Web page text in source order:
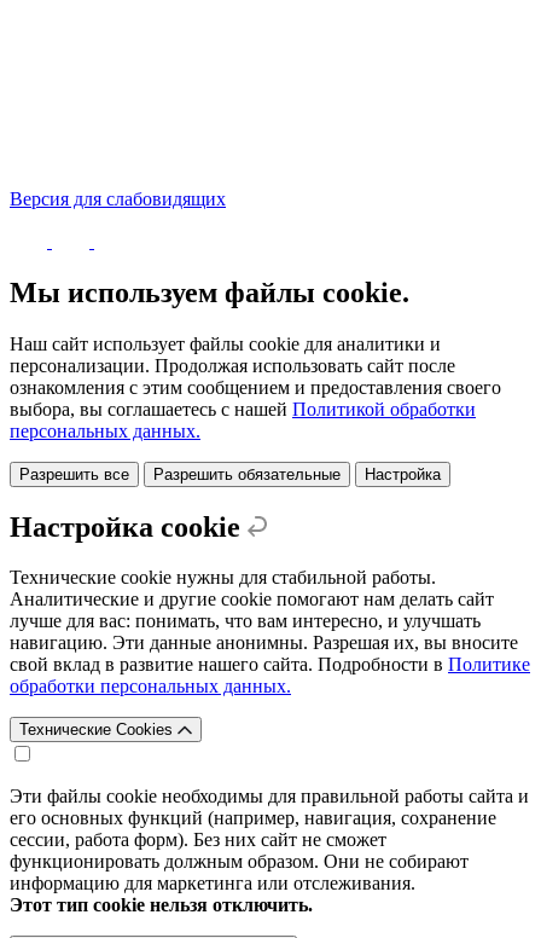
Версия для слабовидящих
Мы используем файлы cookie.
Наш сайт использует файлы cookie для аналитики и
персонализации. Продолжая использовать сайт после
ознакомления с этим сообщением и предоставления своего
выбора, вы соглашаетесь с нашей Политикой обработки
персональных данных.
Разрешить все Разрешить обязательные Настройка
Настройка cookie
Технические cookie нужны для стабильной работы.
Аналитические и другие cookie помогают нам делать сайт
лучше для вас: понимать, что вам интересно, и улучшать
навигацию. Эти данные анонимны. Разрешая их, вы вносите
свой вклад в развитие нашего сайта. Подробности в Политике
обработки персональных данных.
Технические Cookies
Эти файлы cookie необходимы для правильной работы сайта и
его основных функций (например, навигация, сохранение
сессии, работа форм). Без них сайт не сможет
функционировать должным образом. Они не собирают
информацию для маркетинга или отслеживания.
Этот тип cookie нельзя отключить.